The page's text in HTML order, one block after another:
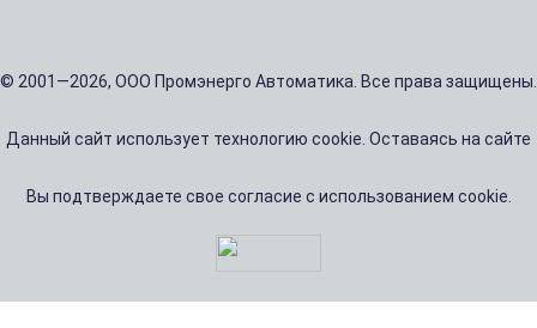
© 2001—2026, ООО Промэнерго Автоматика. Все права защищены.
Данный сайт использует технологию cookie. Оставаясь на сайте
Вы подтверждаете свое согласие с использованием cookie.